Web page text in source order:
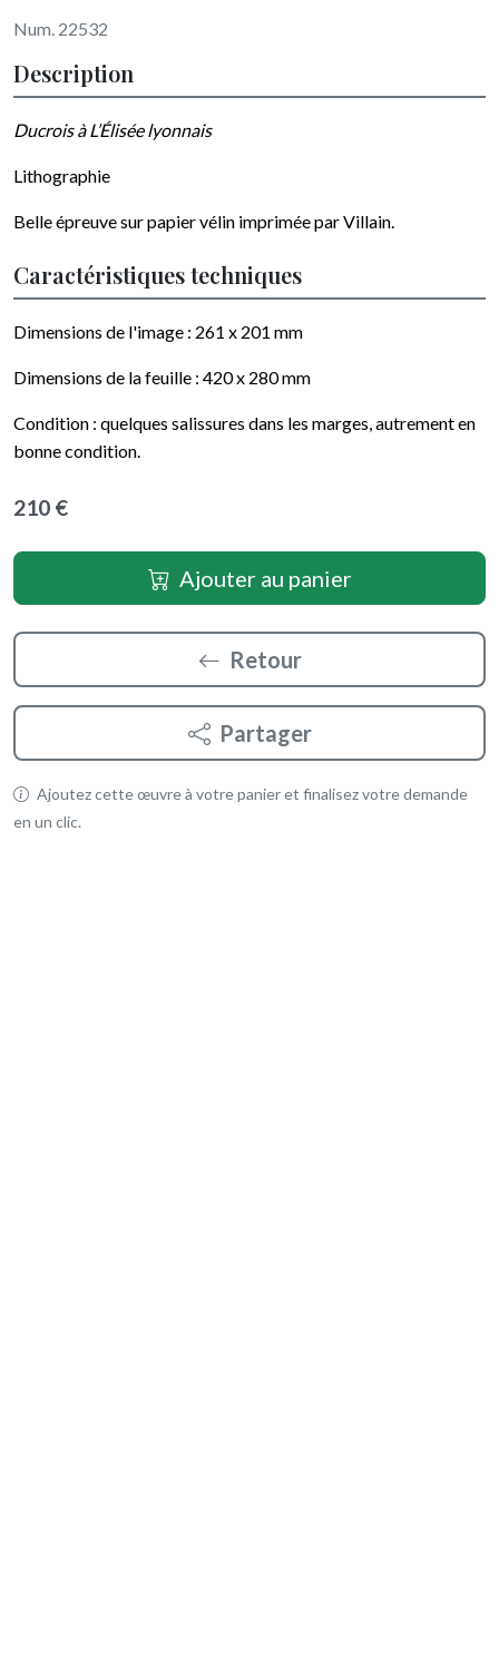
Num. 22532
Description
Ducrois à L’Élisée lyonnais
Lithographie
Belle épreuve sur papier vélin imprimée parVillain.
Caractéristiques techniques
Dimensions de l'image : 261 x 201 mm
Dimensions de la feuille : 420 x 280mm
Condition : quelques salissures dans les marges, autrement en
bonne condition.
210 €
Ajouter au panier
Retour
Partager
Ajoutez cette œuvre à votre panier et finalisez votre demande
en un clic.